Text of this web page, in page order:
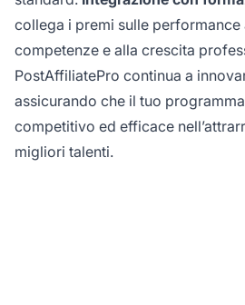
collega i premi sulle
competenze e alla crescita
PostAffiliatePro continua a
assicurando che il tuo
competitivo ed efficace
migliori talenti.